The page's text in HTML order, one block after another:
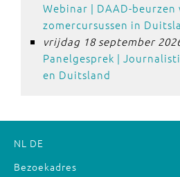
Webinar | DAAD-beurzen
zomercursussen in
vrijdag 18 september
Panelgesprek |
en Duitsland
NL DE
Bezoekadres